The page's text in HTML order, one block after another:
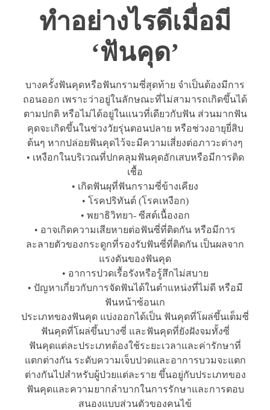
ทำอย่างไรดีเมื่อมี
‘ฟันคุด’
บางครั้งฟันคุดหรือฟันกรามซี่สุดท้าย จำเป็นต้องมีการ
ถอนออก เพราะว่าอยู่ในลักษณะที่ไม่สามารถเกิดขึ้นได้
ตามปกติ หรือไม่ได้อยู่ในแนวที่เดียวกับฟัน ส่วนมากฟัน
คุดจะเกิดขึ้นในช่วงวัยรุ่นตอนปลาย หรือช่วงอายุยี่สิบ
ต้นๆ หากปล่อยฟันคุดไว้จะมีความเสี่ยงต่อภาวะต่างๆ
• เหงือกในบริเวณที่ปกคลุมฟันคุดอักเสบหรือมีการติด
เชื้อ
• เกิดฟันผุที่ฟันกรามซี่ข้างเคียง
• โรคปริทันต์ (โรคเหงือก)
• พยาธิวิทยา- ซีสต์เนื้องอก
• อาจเกิดความเสียหายต่อฟันซี่ที่ติดกัน หรือมีการ
ละลายตัวของกระดูกที่รองรับฟันซี่ที่ติดกัน เป็นผลจาก
แรงดันของฟันคุด
• อาการปวดเรื้อรังหรือรู้สึกไม่สบาย
• ปัญหาเกี่ยวกับการจัดฟันได้ในตำแหน่งที่ไม่ดี หรือมี
ฟันหน้าซ้อนเก
ประเภทของฟันคุด แบ่งออกได้เป็น ฟันคุดที่โผล่ขึ้นเต็มซี่
ฟันคุดที่โผล่ขึ้นบางซี่ และฟันคุดที่ยังฝังจมทั้งซี่
ฟันคุดแต่ละประเภทต้องใช้ระยะเวลาและค่ารักษาที่
แตกต่างกัน ระดับความเจ็บปวดและอาการบวมจะแตก
ต่างกันไปสำหรับผู้ป่วยแต่ละราย ขึ้นอยู่กับประเภทของ
ฟันคุดและความยากลำบากในการรักษาและการตอบ
สนองแบบส่วนตัวของคนไข้